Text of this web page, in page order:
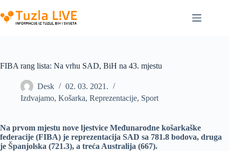
to
content
FIBA rang lista: Na vrhu SAD, BiH na 43. mjestu
Desk
02. 03. 2021.
Izdvajamo, Košarka, Reprezentacije, Sport
Na prvom mjestu nove ljestvice Međunarodne košarkaške
federacije (FIBA) je reprezentacija SAD sa 781.8 bodova, druga
je Španjolska (721.3), a treća Australija (667).